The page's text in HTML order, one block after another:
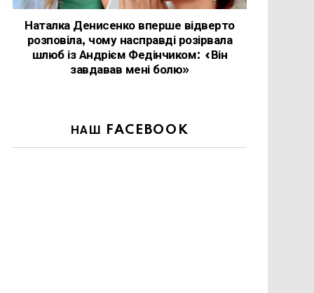
Наталка Денисенко вперше відверто
розповіла, чому насправді розірвала
шлюб із Андрієм Федінчиком: «Він
завдавав мені болю»
НАШ FACEBOOK